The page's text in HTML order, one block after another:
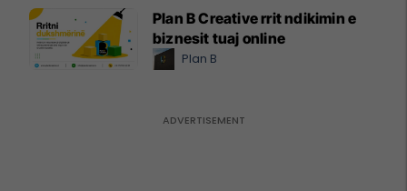
Plan B Creative rrit ndikimin e
biznesit tuaj online
Plan B